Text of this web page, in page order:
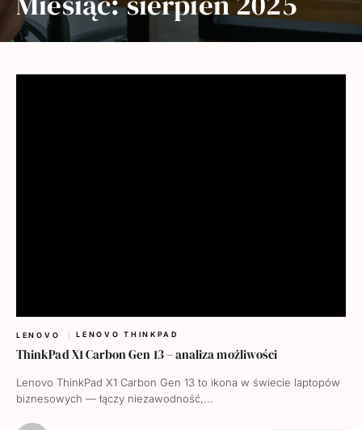
LENOVO LENOVO THINKPAD
ThinkPad X1 Carbon Gen 13 – analiza możliwości
Lenovo ThinkPad X1 Carbon Gen 13 to ikona w świecie laptopów
biznesowych — łączy niezawodność,...